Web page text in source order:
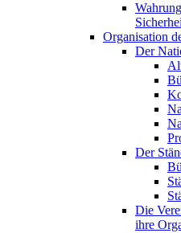
Organisation
Der
Der
Die
ihre